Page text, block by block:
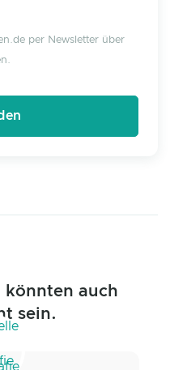
per Newsletter über
könnten auch
sein.